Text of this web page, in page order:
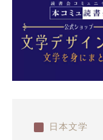
日本文学